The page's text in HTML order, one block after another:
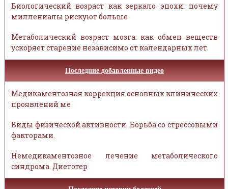
Биологический возраст как зеркало эпохи: почему
миллениалы рискуют больше
Метаболический возраст мозга: как обмен веществ
ускоряет старение независимо от календарных лет
Последние добавленные видео
Медикаментозная коррекция основных клинических
проявлений ме
Виды физической активности. Борьба со стрессовыми
факторами.
Немедикаментозное лечение метаболического
синдрома. Диетотер